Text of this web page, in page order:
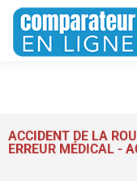
FINANCE
ACCIDENT DE LA
ERREUR MÉDICAL -